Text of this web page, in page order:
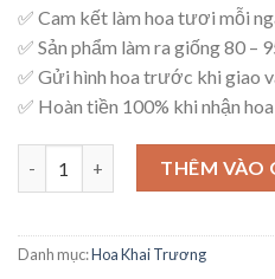
✅ Cam kết làm hoa tươi mỗi
✅ Sản phẩm làm ra giống 80 –
✅ Gửi hình hoa trước khi giao
✅ Hoàn tiền 100% khi nhận
Kệ Hoa An Khang – K64 số lượng
THÊM VÀO
Danh mục:Hoa Khai Trương